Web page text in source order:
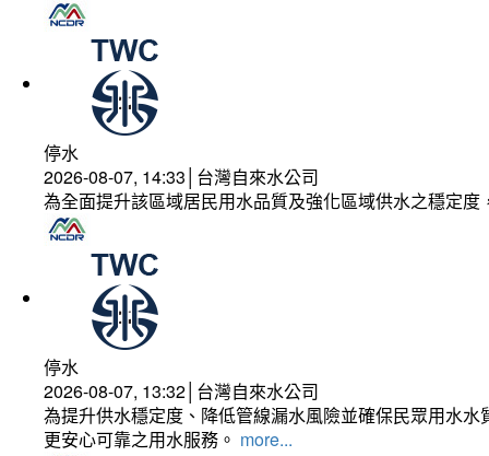
停水
2026-08-07, 14:33│台灣自來水公司
為全面提升該區域居民用水品質及強化區域供水之穩定
停水
2026-08-07, 13:32│台灣自來水公司
為提升供水穩定度、降低管線漏水風險並確保民眾用水
更安心可靠之用水服務。 more...